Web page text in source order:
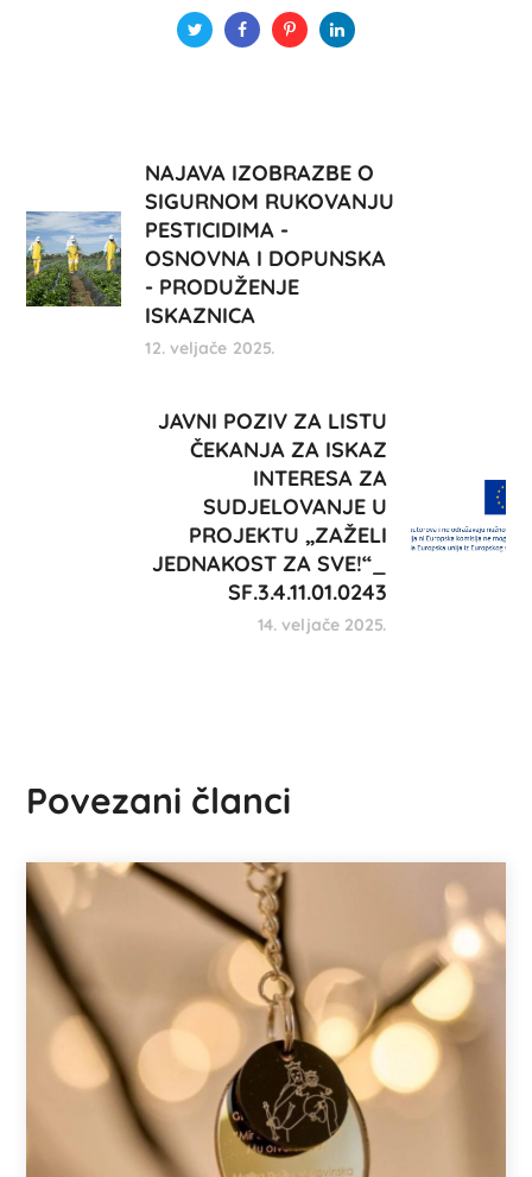
NAJAVA IZOBRAZBE O
SIGURNOM RUKOVANJU
PESTICIDIMA -
OSNOVNA I DOPUNSKA
- PRODUŽENJE
ISKAZNICA
12. veljače 2025.
JAVNI POZIV ZA LISTU
ČEKANJA ZA ISKAZ
INTERESA ZA
SUDJELOVANJE U
PROJEKTU „ZAŽELI
JEDNAKOST ZA SVE!“_
SF.3.4.11.01.0243
14. veljače 2025.
Povezani članci